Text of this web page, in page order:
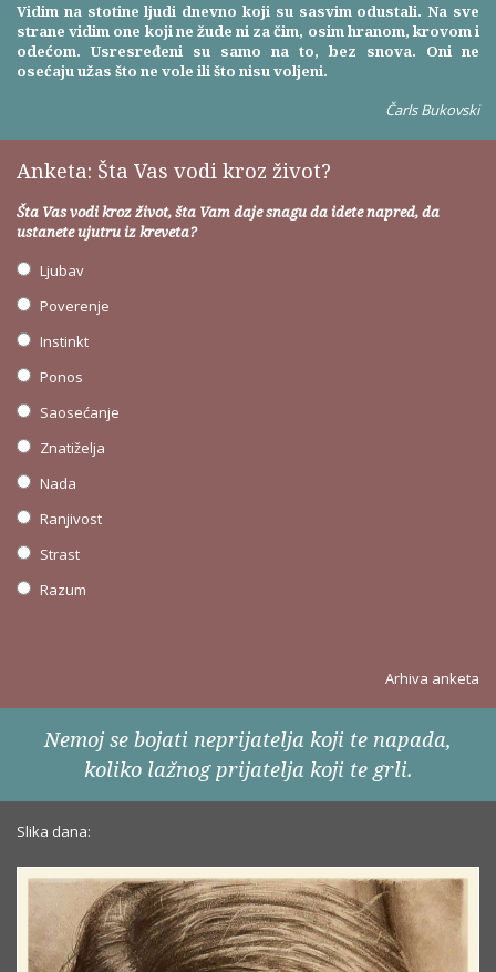
Vidim na stotine ljudi dnevno koji su sasvim odustali. Na sve
strane vidim one koji ne žude ni za čim, osim hranom, krovom i
odećom. Usresređeni su samo na to, bez snova. Oni ne
osećaju užas što ne vole ili što nisu voljeni.
Čarls Bukovski
Anketa: Šta Vas vodi kroz život?
Šta Vas vodi kroz život, šta Vam daje snagu da idete napred, da
ustanete ujutru iz kreveta?
Ljubav
Poverenje
Instinkt
Ponos
Saosećanje
Znatiželja
Nada
Ranjivost
Strast
Razum
Arhiva anketa
Nemoj se bojati neprijatelja koji te napada,
koliko lažnog prijatelja koji te grli.
Slika dana: